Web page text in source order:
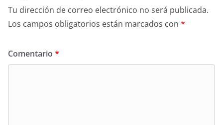
Tu dirección de correo electrónico no será publicada.
Los campos obligatorios están marcados con *
Comentario *